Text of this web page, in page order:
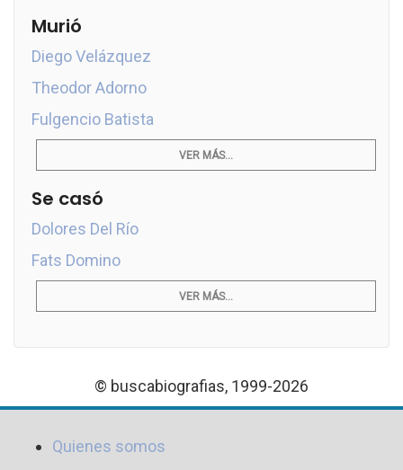
Murió
Diego Velázquez
Theodor Adorno
Fulgencio Batista
VER MÁS...
Se casó
Dolores Del Río
Fats Domino
VER MÁS...
© buscabiografias, 1999-2026
Quienes somos